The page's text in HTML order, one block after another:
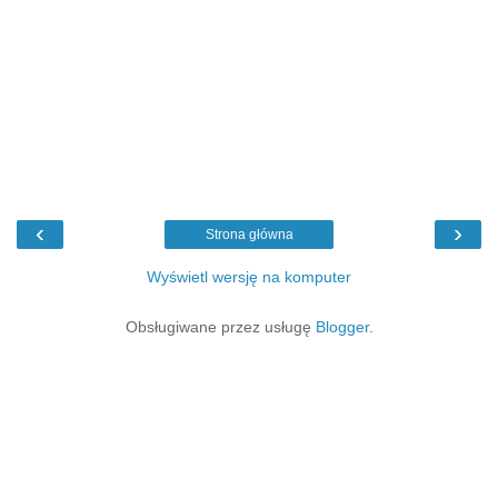
‹ ›
Strona główna
Wyświetl wersję na komputer
Obsługiwane przez usługę Blogger.